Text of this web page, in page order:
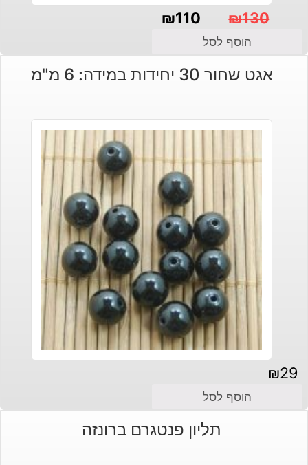
₪130
המקורי
היה:
₪110
הנוכחי
הוא:
הוסף לסל
אגט שחור 30 יחידות במידה: 6 מ"מ
₪29
הוסף לסל
תליון פנטגרם ברונזה